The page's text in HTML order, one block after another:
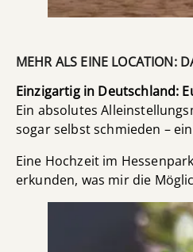
MEHR ALS EINE LOCATION:
Einzigartig in Deutschland:
Ein absolutes
sogar selbst schmieden –
Eine Hochzeit im
erkunden, was mir die